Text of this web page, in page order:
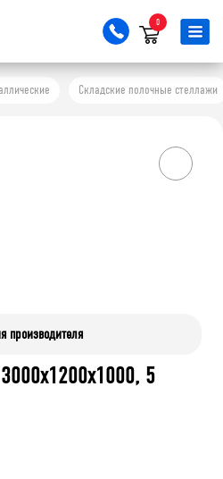
0
Складские полочные стеллажи
производителя
5